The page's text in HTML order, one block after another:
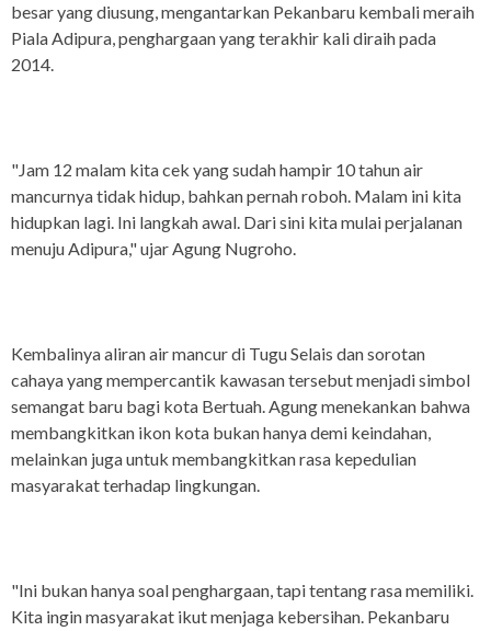
besar yang diusung, mengantarkan Pekanbaru kembali meraih
Piala Adipura, penghargaan yang terakhir kali diraih pada
2014.
"Jam 12 malam kita cek yang sudah hampir 10 tahun air
mancurnya tidak hidup, bahkan pernah roboh. Malam ini kita
hidupkan lagi. Ini langkah awal. Dari sini kita mulai perjalanan
menuju Adipura," ujar Agung Nugroho.
Kembalinya aliran air mancur di Tugu Selais dan sorotan
cahaya yang mempercantik kawasan tersebut menjadi simbol
semangat baru bagi kota Bertuah. Agung menekankan bahwa
membangkitkan ikon kota bukan hanya demi keindahan,
melainkan juga untuk membangkitkan rasa kepedulian
masyarakat terhadap lingkungan.
"Ini bukan hanya soal penghargaan, tapi tentang rasa memiliki.
Kita ingin masyarakat ikut menjaga kebersihan. Pekanbaru